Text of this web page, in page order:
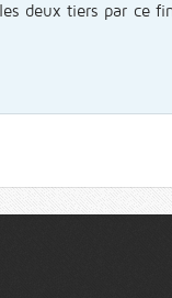
deux tiers par ce